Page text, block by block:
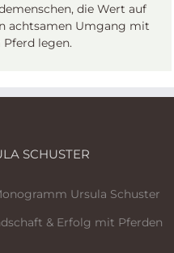
die Wert auf
achtsamen Umgang mit
Pferd legen.
SCHUSTER
& Erfolg mit Pferden